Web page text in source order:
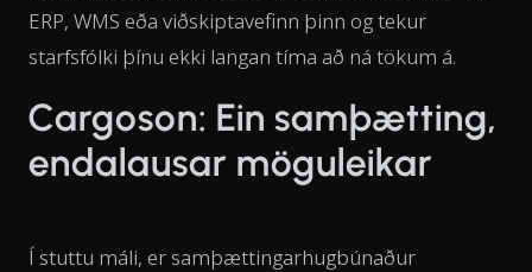
ERP, WMS eða viðskiptavefinn þinn og tekur
starfsfólki þínu ekki langan tíma að ná tökum á.
Cargoson: Ein samþætting,
endalausar möguleikar
Í stuttu máli, er samþættingarhugbúnaður